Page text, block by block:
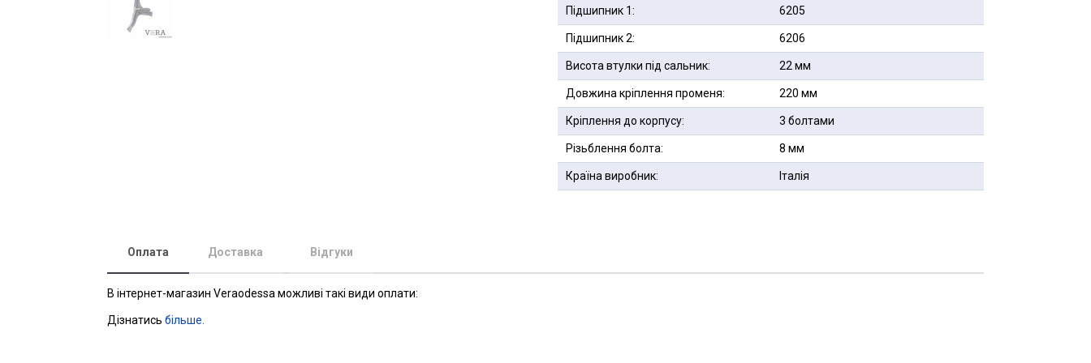
Підшипник 1: 6205
Підшипник 2: 6206
Висота втулки під сальник: 22 мм
Довжина кріплення променя: 220 мм
Кріплення до корпусу: 3 болтами
Різьблення болта: 8 мм
Країна виробник: Італія
Оплата Доставка Відгуки
В інтернет-магазин Veraodessa можливі такі види оплати:
Дізнатись більше.